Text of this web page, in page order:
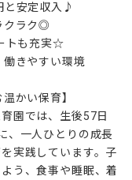
と安定収入♪
クラク◎
トも充実☆
きやすい環境
かい保育】
園では、生後57日
、一人ひとりの成長
実践しています。子
う、食事や睡眠、着